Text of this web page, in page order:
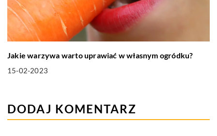
Jakie warzywa warto uprawiać w własnym ogródku?
15-02-2023
DODAJ KOMENTARZ